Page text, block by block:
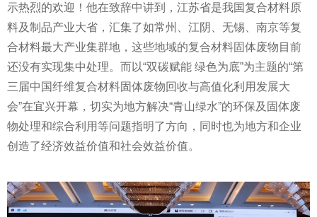
示热烈的欢迎！他在致辞中讲到，江苏省是我国复合材料原
料及制品产业大省，汇集了如常州、江阴、无锡、南京等复
合材料最大产业集群地，这些地域的复合材料固体废物目前
还没有实现集中处理。而以“双碳赋能 绿色为底”为主题的“第
三届中国纤维复合材料固体废物回收与高值化利用发展大
会”在宜兴开幕，切实为地方解决“青山绿水”的环保及固体废
物处理和综合利用等问题指明了方向，同时也为地方和企业
创造了经济效益价值和社会效益价值。